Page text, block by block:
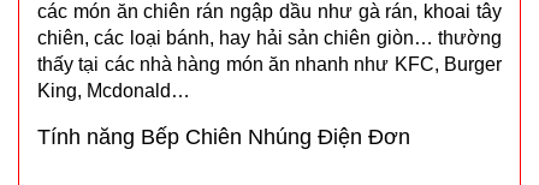
các món ăn chiên rán ngập dầu như gà rán, khoai tây
chiên, các loại bánh, hay hải sản chiên giòn… thường
thấy tại các nhà hàng món ăn nhanh như KFC, Burger
King, Mcdonald…
Tính năng Bếp Chiên Nhúng Điện Đơn